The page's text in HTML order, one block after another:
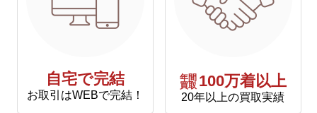
自宅で完結
お取引はWEBで完結！
年間
買取 100万着以上
20年以上の買取実績